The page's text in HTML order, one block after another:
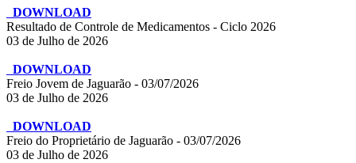
DOWNLOAD
Resultado de Controle de Medicamentos - Ciclo 2026
03 de Julho de 2026
DOWNLOAD
Freio Jovem de Jaguarão - 03/07/2026
03 de Julho de 2026
DOWNLOAD
Freio do Proprietário de Jaguarão - 03/07/2026
03 de Julho de 2026